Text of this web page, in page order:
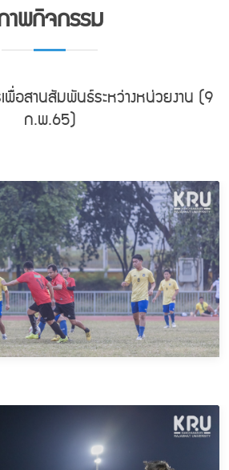
าพกิจกรรม
อสานสัมพันธ์ระหว่างหน่วยงาน (9
ก.พ.65)